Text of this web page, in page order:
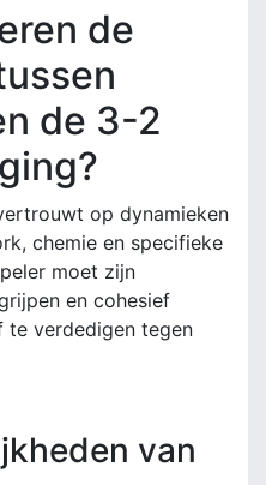
de
de 3-2
op dynamieken
chemie en specifieke
moet zijn
en cohesief
te verdedigen tegen
van